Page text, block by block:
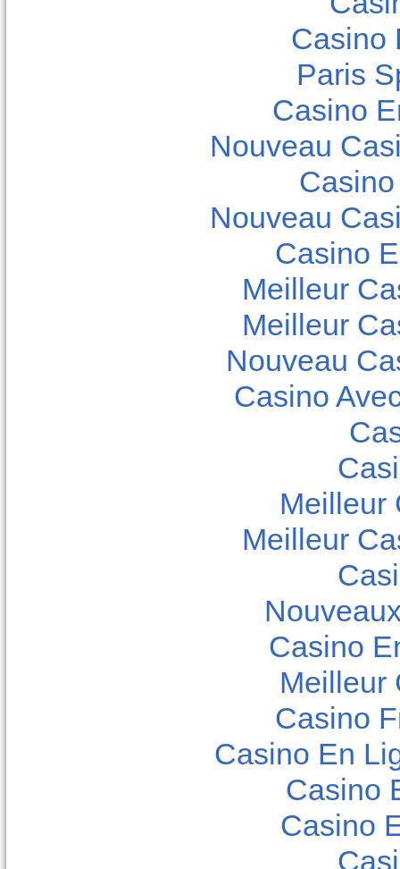
Casino
Paris
Casino
Nouveau
Nouveau
Casino
Meilleur
Meilleur
Nouveau
Casino
Meilleur
Meilleur
Casino
Meilleur
Casino
Casino En
Casino
Casino